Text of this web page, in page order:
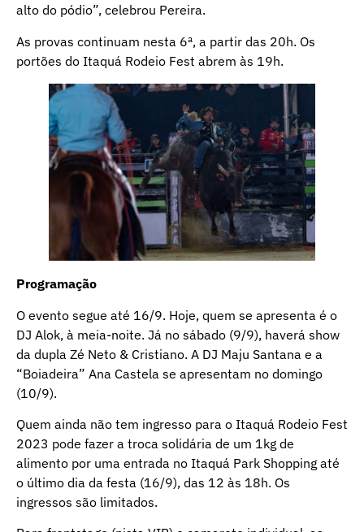
alto do pódio”, celebrou Pereira.
As provas continuam nesta 6ª, a partir das 20h. Os
portões do Itaquá Rodeio Fest abrem às 19h.
Programação
O evento segue até 16/9. Hoje, quem se apresenta é o
DJ Alok, à meia-noite. Já no sábado (9/9), haverá show
da dupla Zé Neto & Cristiano. A DJ Maju Santana e a
“Boiadeira” Ana Castela se apresentam no domingo
(10/9).
Quem ainda não tem ingresso para o Itaquá Rodeio Fest
2023 pode fazer a troca solidária de um 1kg de
alimento por uma entrada no Itaquá Park Shopping até
o último dia da festa (16/9), das 12 às 18h. Os
ingressos são limitados.